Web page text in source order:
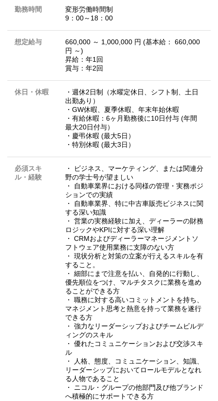
勤務時間
変形労働時間制
9：00～18：00
想定給与
660,000 ～ 1,000,000 円 (基本給： 660,000
円 ～)
昇給：年1回
賞与：年2回
休日・休暇
・週休2日制（水曜定休日、シフト制、土日
出勤あり）
・GW休暇、夏季休暇、年末年始休暇
・有給休暇：6ヶ月勤務後に10日付与 (年間
最大20日付与）
・慶弔休暇 (最大5日）
・特別休暇 (最大3日）
必須スキ
ル・経験
・ ビジネス、マーケティング、または関連分
野の学士号が望ましい
・ 自動車業界における同様の管理・実務ポジ
ションでの実績
・ 自動車業界、特に中古車販売ビジネスに関
する深い知識
・ 営業の実務経験に加え、ディーラーの財務
ロジックやKPIに対する深い理解
・ CRMおよびディーラーマネージメントソ
フトウェア使用業務に支障のない方
・ 現状分析と対策の立案が行えるスキルを有
すること。
・ 細部にまで注意を払い、自発的に行動し、
優先順位をつけ、マルチタスクに業務を進め
ることができる方
・ 職務に対する高いコミットメントを持ち、
マネジメント思考と熱意を持って業務を遂行
できる方
・ 強力なリーダーシップおよびチームビルデ
ィングのスキル
・ 優れたコミュニケーションおよび交渉スキ
ル
・ 人格、態度、コミュニケーション、知識、
リーダーシップにおいてロールモデルとなれ
る人物であること
・ ニコル・グループの他部門及び他ブランド
へ積極的にサポートできる方